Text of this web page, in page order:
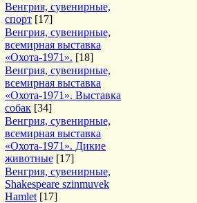
Венгрия, сувенирные,
спорт [17]
Венгрия, сувенирные,
всемирная выставка
«Охота-1971». [18]
Венгрия, сувенирные,
всемирная выставка
«Охота-1971». Выставка
собак [34]
Венгрия, сувенирные,
всемирная выставка
«Охота-1971». Дикие
животные [17]
Венгрия, сувенирные,
Shakespeare szinmuvek
Hamlet [17]